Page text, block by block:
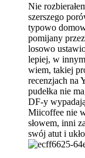
Nie
szerszego
typowo
pomijany
losowo
lepiej, w
wiem, takiej
recenzjach na
pudełka nie
DF-y
Miicoffee nie
słowem, inni
swój atut i